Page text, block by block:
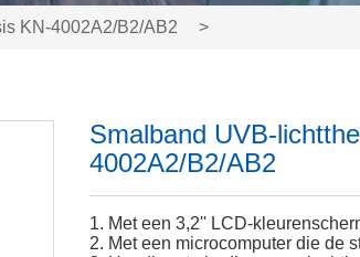
KN-4002A2/B2/AB2 >
Smalband UVB-
4002A2/B2/AB2
1. Met een 3,2'' LCD-
2. Met een microcomputer die de